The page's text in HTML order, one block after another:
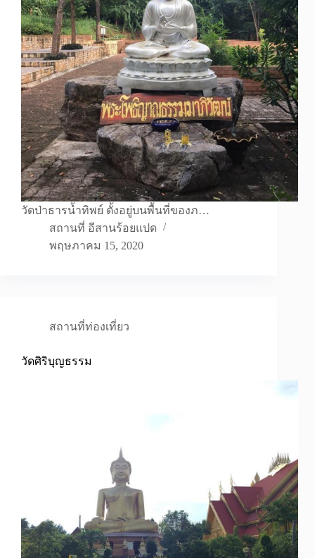
วัดป่าธารน้ำทิพย์ ตั้งอยู่บนพื้นที่ของภ…
สถานที่ อีสานร้อยแปด
พฤษภาคม 15, 2020
สถานที่ท่องเที่ยว
วัดศิริบุญธรรม